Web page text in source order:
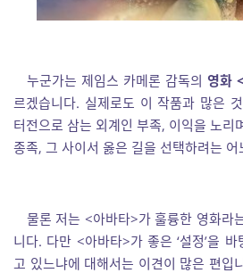
누군가는 제임스 카메론 감독의 영화
르겠습니다. 실제로도 이 작품과 많은
터전으로 삼는 외계인 부족, 이익을 노리
종족, 그 사이서 옳은 길을 선택하려는
물론 저는 <아바타>가 훌륭한 영화라
니다. 다만 <아바타>가 좋은 ‘설정’을 바
고 있느냐에 대해서는 이견이 많은 편입